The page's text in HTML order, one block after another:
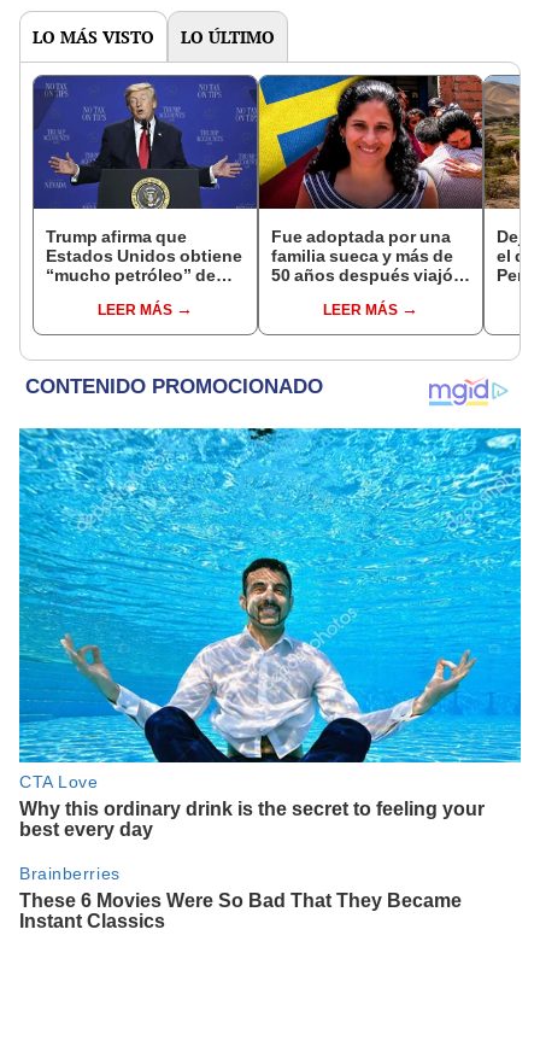
LO MÁS VISTO LO ÚLTIMO
Trump afirma que
Estados Unidos obtiene
“mucho petróleo” de
de Nicolás Maduro
LEER MÁS
Fue adoptada por una
familia sueca y más de
50 años después viajó a
sus raíces: "Encontré
esa parte faltante"
LEER MÁS
Dejó
el